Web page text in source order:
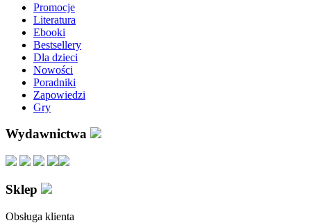
Promocje
Literatura
Ebooki
Bestsellery
Dla dzieci
Nowości
Poradniki
Zapowiedzi
Gry
Wydawnictwa
Sklep
Obsługa klienta